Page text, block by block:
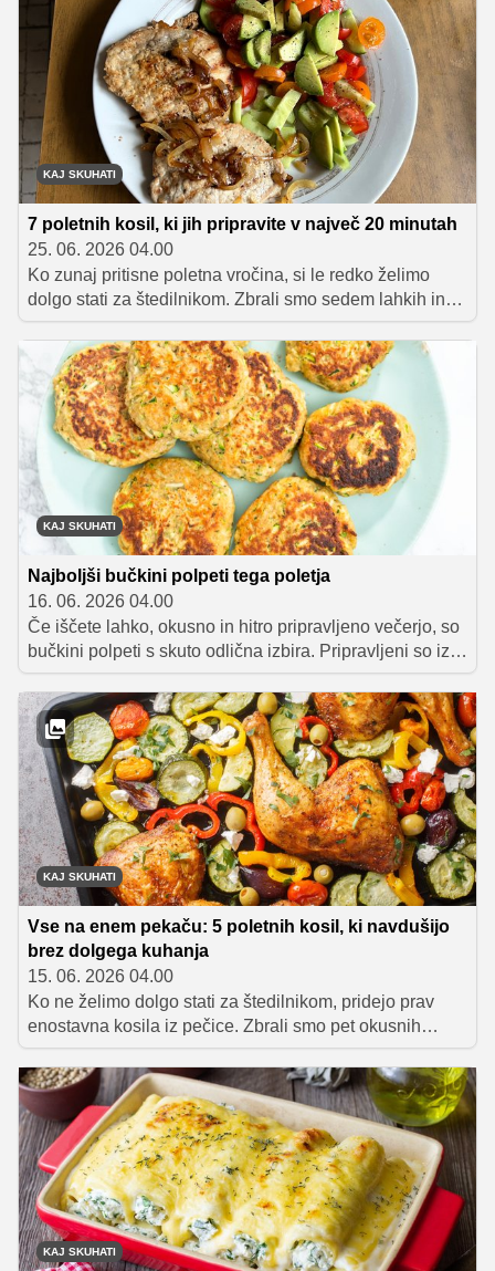
videza in polnega okusa.
KAJ SKUHATI
7 poletnih kosil, ki jih pripravite v največ 20 minutah
25. 06. 2026 04.00
Ko zunaj pritisne poletna vročina, si le redko želimo
dolgo stati za štedilnikom. Zbrali smo sedem lahkih in
okusnih kosil, ki jih lahko pripravite v 20 minutah ali pa
še manj – od osvežilne kumarične juhe in testenin z
burrato do barvite testeninske solate ter sardel z lahko
prilogo.
KAJ SKUHATI
Najboljši bučkini polpeti tega poletja
16. 06. 2026 04.00
Če iščete lahko, okusno in hitro pripravljeno večerjo, so
bučkini polpeti s skuto odlična izbira. Pripravljeni so iz
nekaj osnovnih sestavin, vsebujejo veliko beljakovin in
vlaknin, hkrati pa imajo nizko energijsko vrednost, zato
so odlična izbira za lahkoten zaključek dneva.
KAJ SKUHATI
Vse na enem pekaču: 5 poletnih kosil, ki navdušijo
brez dolgega kuhanja
15. 06. 2026 04.00
Ko ne želimo dolgo stati za štedilnikom, pridejo prav
enostavna kosila iz pečice. Zbrali smo pet okusnih
poletnih receptov, ki jih pripravite na enem pekaču – z
manj posode, manj dela in veliko okusa.
KAJ SKUHATI